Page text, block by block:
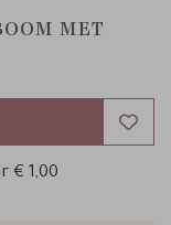
MET
€ 1,00